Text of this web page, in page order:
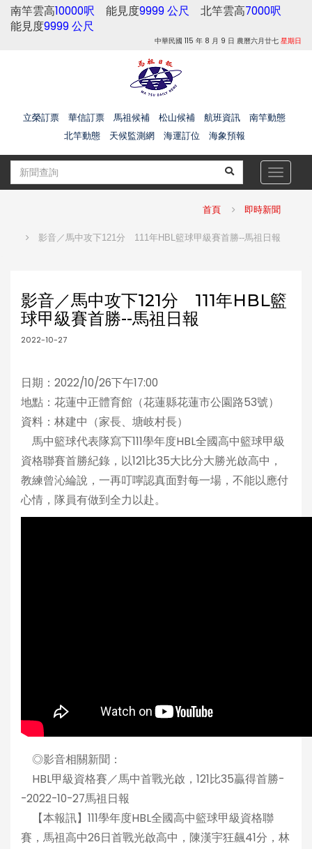
南竿雲高10000呎 能見度9999 公尺 北竿雲高7000呎
能見度9999 公尺
中華民國 115 年 8 月 9 日 農曆六月廿七 星期日
立榮訂票 華信訂票 馬祖候補 松山候補 航班資訊
南竿動態
北竿動態
天候監測網 海運訂位 海象預報
Toggle
首頁 即時新聞
影音／馬中攻下121分 111年HBL籃球甲級賽首勝--馬祖日報
影音／馬中攻下121分 111年HBL籃
球甲級賽首勝--馬祖日報
2022-10-27
日期：2022/10/26下午17:00
地點：花蓮中正體育館（花蓮縣花蓮市公園路53號）
資料：林建中（家長、塘岐村長）
馬中籃球代表隊寫下111學年度HBL全國高中籃球甲級
資格聯賽首勝紀錄，以121比35大比分大勝光啟高中，
教練曾沁綸說，一再叮嚀認真面對每一場，不能以應付
心情，隊員有做到全力以赴。
◎影音相關新聞：
HBL甲級資格賽／馬中首戰光啟，121比35贏得首勝-
-2022-10-27馬祖日報
【本報訊】111學年度HBL全國高中籃球甲級資格聯
賽，馬祖高中26日首戰光啟高中，陳漢宇狂飆41分，林